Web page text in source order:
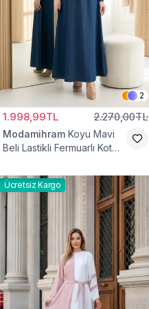
2
1.998,99TL 2.270,00TL
Modamihram Koyu Mavi
Beli Lastikli Fermuarlı Kot
Ücretsiz Kargo